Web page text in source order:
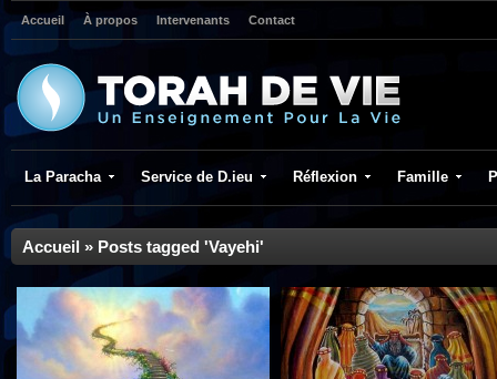
Accueil À propos Intervenants Contact
La Paracha Service de D.ieu Réflexion Famille
Accueil » Posts tagged 'Vayehi'